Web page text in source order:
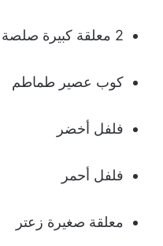
2 معلقة كبيرة صلصة طماطم
كوب عصير طماطم
فلفل أخضر
فلفل أحمر
معلقة صغيرة زعتر